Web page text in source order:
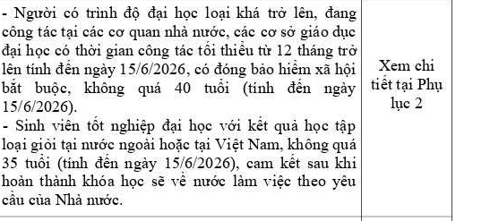
- Người có trình độ đại học loại khá trở lên, đang
công tác tại các cơ quan nhà nước, các cơ sở giáo dục
đại học có thời gian công tác tối thiểu từ 12 tháng trở
lên tnh đến ngày 15/6/2026, có đóng bảo hiểm xã hội
bắt buộc, không quá 40 tuổi (tnh đến
ngày
15/6/2026).
- Sinh viên tốt nghiệp đại học với kết quả học tập
loại giỏi tại nước ngoài hoặc tại Việt Nam, không quá
35 tuổi (tnh đến ngày 15/6/2026), cam kết sau khi
hoàn thành khóa học sẽ về nước làm việc theo yêu
cầu của Nhà nước.
Xem chi
tiết tại Phụ
lục 2